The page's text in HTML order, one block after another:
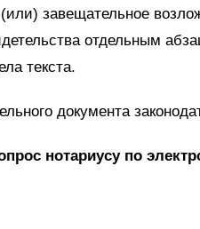
завещательное
отдельным
текста.
документа
нотариусу по